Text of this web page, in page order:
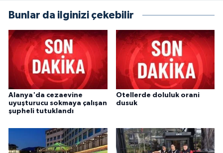
Bunlar da ilginizi çekebilir
Alanya'da cezaevine
uyuşturucu sokmaya çalışan
şupheli tutuklandı
Otellerde doluluk orani
dusuk